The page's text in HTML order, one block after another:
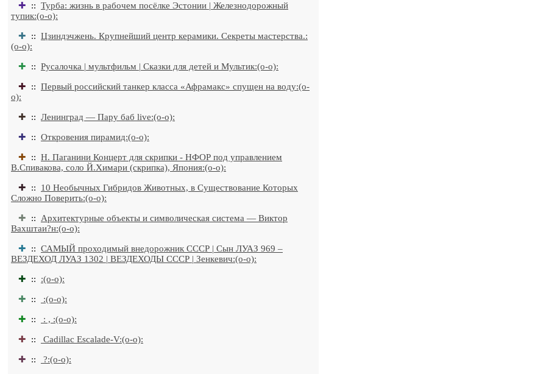
✚ :: Турба: жизнь в рабочем посёлке Эстонии | Железнодорожный
тупик:(o-o):
✚ :: Цзиндэчжень. Крупнейший центр керамики. Секреты мастерства.:
(o-o):
✚ :: Русалочка | мультфильм | Сказки для детей и Мультик:(o-o):
✚ :: Первый российский танкер класса «Афрамакс» спущен на воду:(o-
o):
✚ :: Ленинград — Пару баб live:(o-o):
✚ :: Откровения пирамид:(o-o):
✚ :: Н. Паганини Концерт для скрипки - НФОР под управлением
В.Спивакова, соло Й.Химари (скрипка), Япония:(o-o):
✚ :: 10 Необычных Гибридов Животных, в Существование Которых
Сложно Поверить:(o-o):
✚ :: Архитектурные объекты и символическая система — Виктор
Вахштаи?н:(o-o):
✚ :: САМЫЙ проходимый внедорожник СССР | Сын ЛУАЗ 969 –
ВЕЗДЕХОД ЛУАЗ 1302 | ВЕЗДЕХОДЫ СССР | Зенкевич:(o-o):
✚ :: :(o-o):
✚ :: :(o-o):
✚ :: : , :(o-o):
✚ :: Cadillac Escalade-V:(o-o):
✚ :: ?:(o-o):